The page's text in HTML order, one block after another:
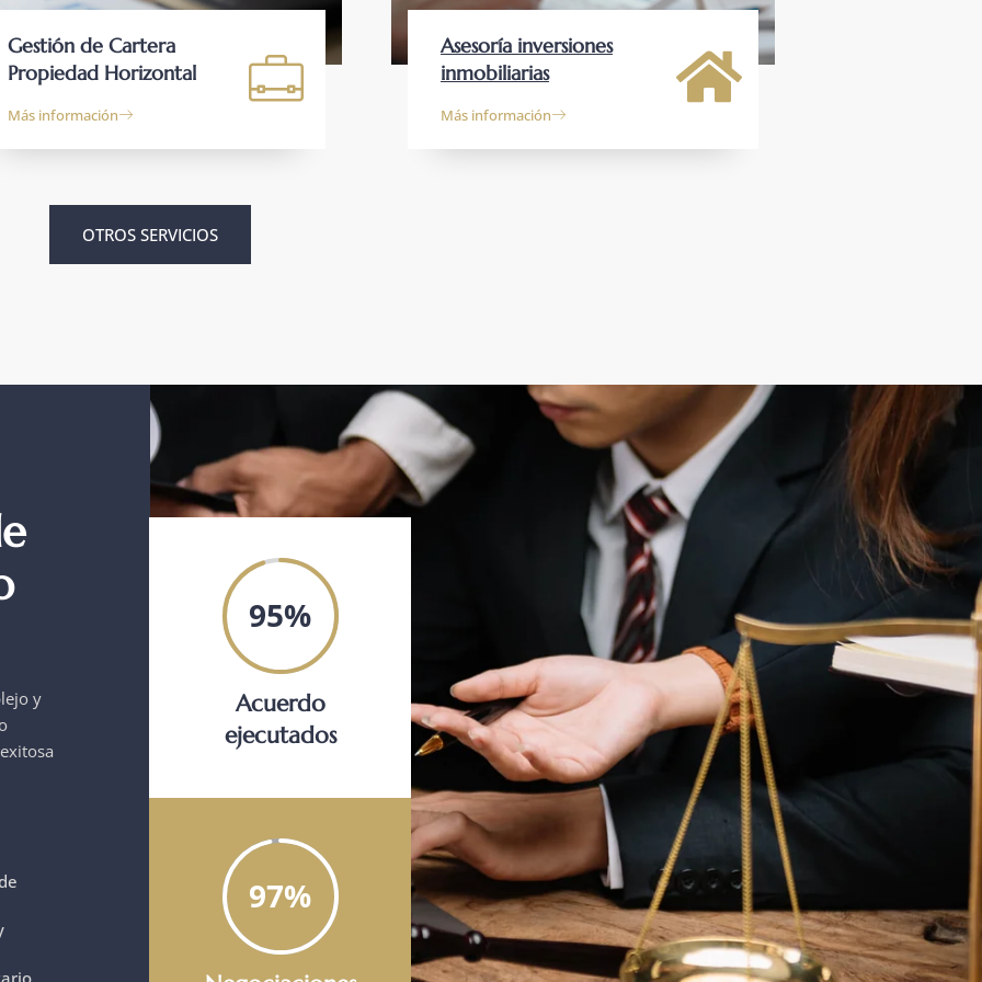
Gestión de Cartera
Propiedad Horizontal
Más información
Asesoría inversiones
inmobiliarias
Más información
OTROS SERVICIOS
y
95%
Acuerdo
ejecutados
97%